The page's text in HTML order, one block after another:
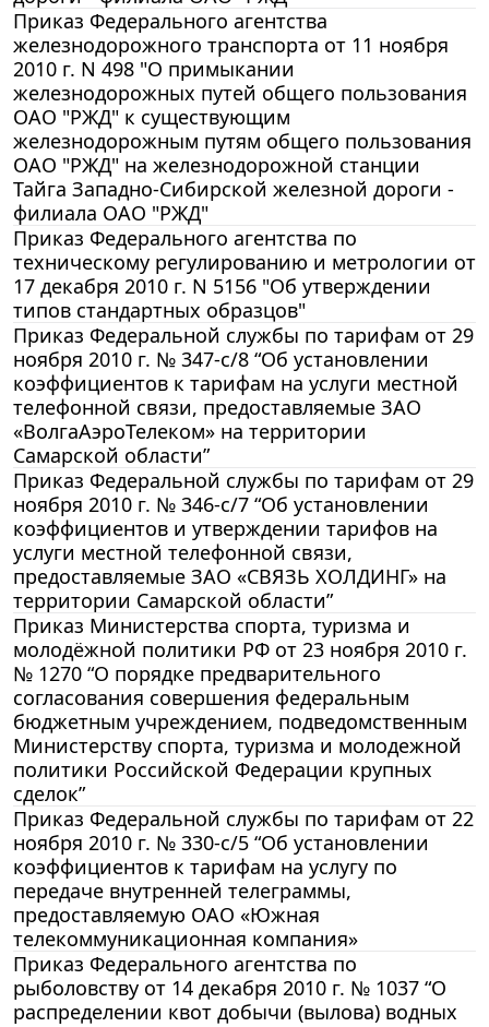
Приказ Федерального агентства
железнодорожного транспорта от 11 ноября
2010 г. N 498 "О примыкании
железнодорожных путей общего пользования
ОАО "РЖД" к существующим
железнодорожным путям общего пользования
ОАО "РЖД" на железнодорожной станции
Тайга Западно-Сибирской железной дороги -
филиала ОАО "РЖД"
Приказ Федерального агентства по
техническому регулированию и метрологии от
17 декабря 2010 г. N 5156 "Об утверждении
типов стандартных образцов"
Приказ Федеральной службы по тарифам от 29
ноября 2010 г. № 347-с/8 “Об установлении
коэффициентов к тарифам на услуги местной
телефонной связи, предоставляемые ЗАО
«ВолгаАэроТелеком» на территории
Самарской области”
Приказ Федеральной службы по тарифам от 29
ноября 2010 г. № 346-с/7 “Об установлении
коэффициентов и утверждении тарифов на
услуги местной телефонной связи,
предоставляемые ЗАО «СВЯЗЬ ХОЛДИНГ» на
территории Самарской области”
Приказ Министерства спорта, туризма и
молодёжной политики РФ от 23 ноября 2010 г.
№ 1270 “О порядке предварительного
согласования совершения федеральным
бюджетным учреждением, подведомственным
Министерству спорта, туризма и молодежной
политики Российской Федерации крупных
сделок”
Приказ Федеральной службы по тарифам от 22
ноября 2010 г. № 330-с/5 “Об установлении
коэффициентов к тарифам на услугу по
передаче внутренней телеграммы,
предоставляемую ОАО «Южная
телекоммуникационная компания»
Приказ Федерального агентства по
рыболовству от 14 декабря 2010 г. № 1037 “О
распределении квот добычи (вылова) водных